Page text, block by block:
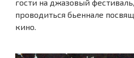
гости на джазовый
проводиться бьеннале
кино.